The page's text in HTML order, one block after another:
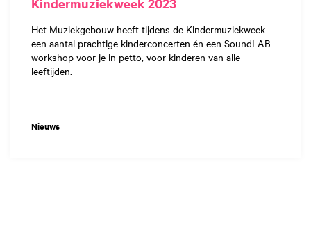
Het Muziekgebouw heeft tijdens de Kindermuziekweek
een aantal prachtige kinderconcerten én een SoundLAB
workshop voor je in petto, voor kinderen van alle
leeftijden.
Nieuws